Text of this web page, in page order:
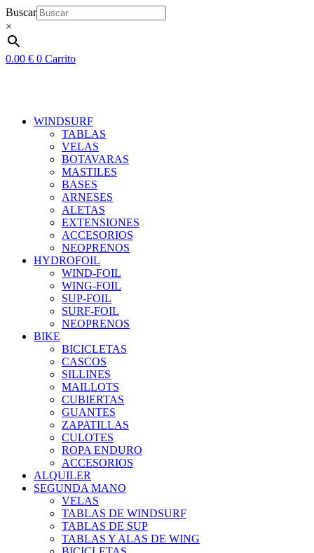
Ir
al
contenido
Buscar
×
0.00 € 0 Carrito
WINDSURF
TABLAS
VELAS
BOTAVARAS
MASTILES
BASES
ARNESES
ALETAS
EXTENSIONES
ACCESORIOS
NEOPRENOS
HYDROFOIL
WIND-FOIL
WING-FOIL
SUP-FOIL
SURF-FOIL
NEOPRENOS
BIKE
BICICLETAS
CASCOS
SILLINES
MAILLOTS
CUBIERTAS
GUANTES
ZAPATILLAS
CULOTES
ROPA ENDURO
ACCESORIOS
ALQUILER
SEGUNDA MANO
VELAS
TABLAS DE WINDSURF
TABLAS DE SUP
TABLAS Y ALAS DE WING